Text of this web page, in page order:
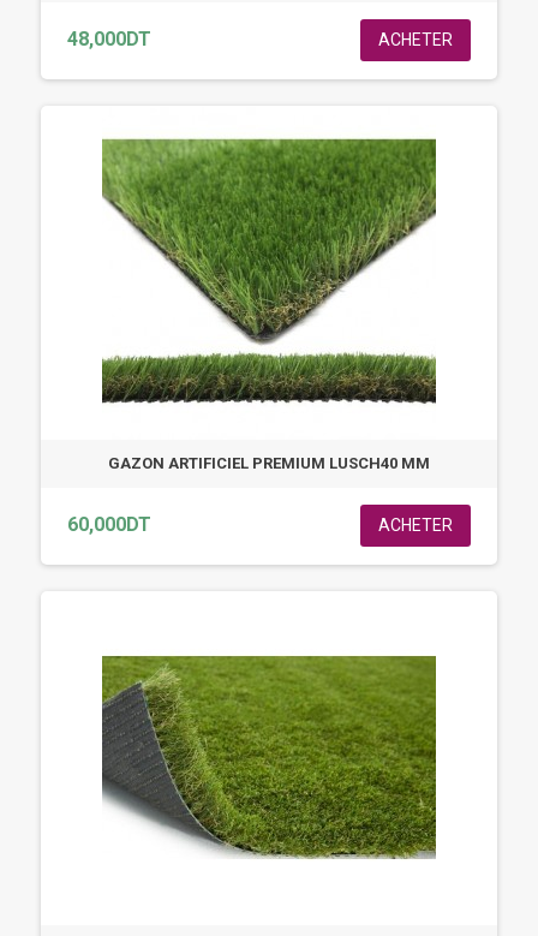
48,000DT ACHETER
GAZON ARTIFICIEL PREMIUM LUSCH40 MM
60,000DT ACHETER